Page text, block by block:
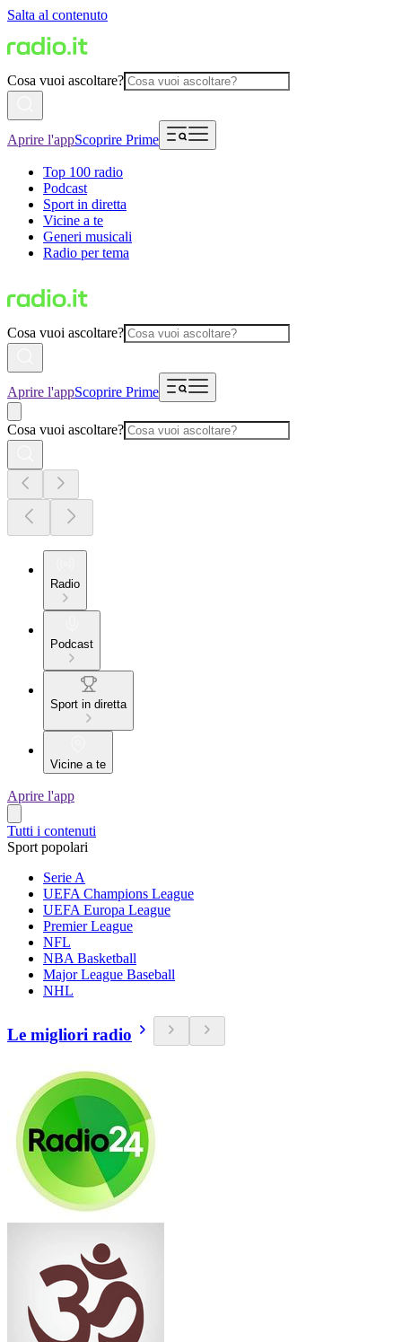
Salta al contenuto
Cosa vuoi ascoltare?
Aprire l'appScoprire Prime
Top 100 radio
Podcast
Sport in diretta
Vicine a te
Generi musicali
Radio per tema
Cosa vuoi ascoltare?
Aprire l'appScoprire Prime
Cosa vuoi ascoltare?
Radio
Podcast
Sport in diretta
Vicine a te
Aprire l'app
Tutti i contenuti
Sport popolari
Serie A
UEFA Champions League
UEFA Europa League
Premier League
NFL
NBA Basketball
Major League Baseball
NHL
Le migliori radio